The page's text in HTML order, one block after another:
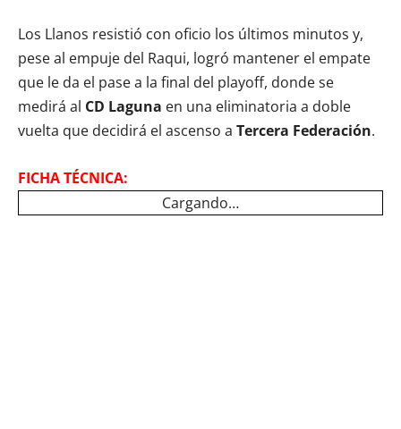
Los Llanos resistió con oficio los últimos minutos y,
pese al empuje del Raqui, logró mantener el empate
que le da el pase a la final del playoff, donde se
medirá al CD Laguna en una eliminatoria a doble
vuelta que decidirá el ascenso a Tercera Federación.
FICHA TÉCNICA:
Cargando…